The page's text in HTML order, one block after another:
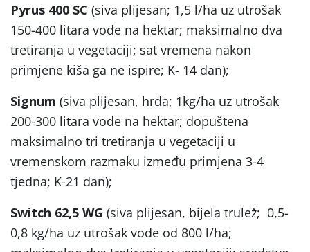
Pyrus 400 SC (siva plijesan; 1,5 l/ha uz utrošak
150-400 litara vode na hektar; maksimalno dva
tretiranja u vegetaciji; sat vremena nakon
primjene kiša ga ne ispire; K- 14 dan);
Signum (siva plijesan, hrđa; 1kg/ha uz utrošak
200-300 litara vode na hektar; dopuštena
maksimalno tri tretiranja u vegetaciji u
vremenskom razmaku između primjena 3-4
tjedna; K-21 dan);
Switch 62,5 WG (siva plijesan, bijela trulež; 0,5-
0,8 kg/ha uz utrošak vode od 800 l/ha;